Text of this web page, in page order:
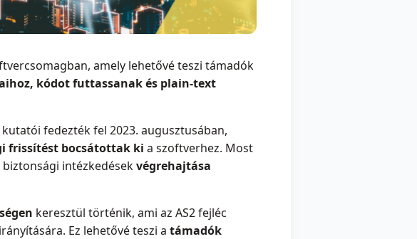
amely lehetővé teszi támadók
kódot futtassanak és plain-text
fedezték fel 2023. augusztusában,
frissítést bocsátottak ki a szoftverhez. Most
intézkedésekvégrehajtása
keresztül történik, ami az AS2 fejléc
Ez lehetővé teszi a támadók